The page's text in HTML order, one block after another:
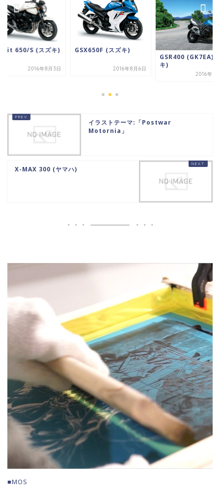
650/S (スズキ)
2016年8月3日
GSX650F (スズキ)
2016年8月6日
GSR400 (GK7EA) (
キ)
2016年5
イラストテーマ:「Postwar
Motornia」
X-MAX 300 (ヤマハ)
■MOS